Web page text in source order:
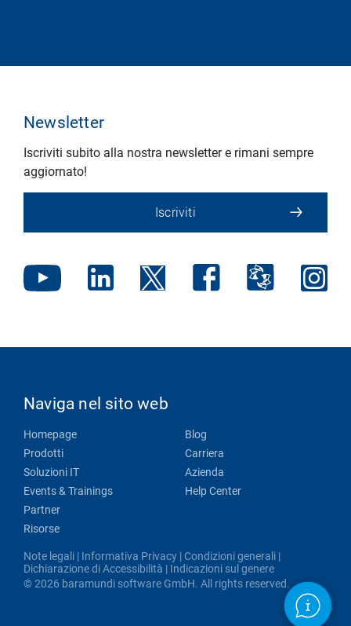
Newsletter
Iscriviti subito alla nostra newsletter e rimani sempre
aggiornato!
Iscriviti
Naviga nel sito web
Homepage
Prodotti
Soluzioni IT
Events & Trainings
Partner
Risorse
Blog
Carriera
Azienda
Help Center
Note legali | Informativa Privacy | Condizioni generali |
Dichiarazione di Accessibilità | Indicazioni sul genere
© 2026 baramundi software GmbH. All rights reserved.